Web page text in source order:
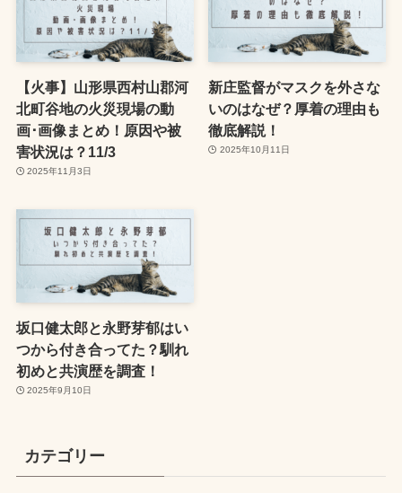
【火事】山形県西村山郡河
北町谷地の火災現場の動
画･画像まとめ！原因や被
害状況は？11/3
2025年11月3日
新庄監督がマスクを外さな
いのはなぜ？厚着の理由も
徹底解説！
2025年10月11日
坂口健太郎と永野芽郁はい
つから付き合ってた？馴れ
初めと共演歴を調査！
2025年9月10日
カテゴリー